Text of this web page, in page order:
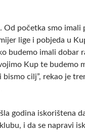
Od početka smo imali
lige i pobjeda u
budemo imali dobar
Kup te budemo
cilj”, rekao je
godina iskorištena
i da se napravi